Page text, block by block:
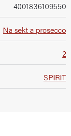
4001836109550
Na sekt a prosecco
2
SPIRIT